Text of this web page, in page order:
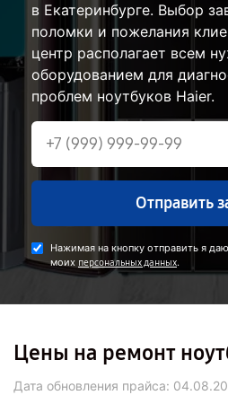
в Екатеринбурге. Выбор
поломки и пожелания
центр располагает всем
оборудованием для
проблем ноутбуков Haier.
Отправить
Нажимая на кнопку отправить я
моих персональных данных.
Цены на ремонт
Дата обновления прайса: